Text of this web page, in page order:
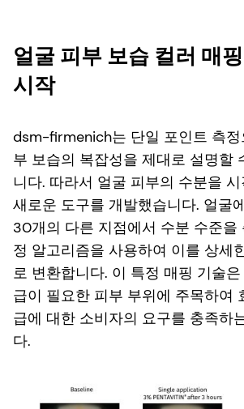
얼굴 피부 보습 컬러 매
시작
dsm-firmenich는 단일 포인트 측정
부 보습의 복잡성을 제대로 설명할
니다. 따라서 얼굴 피부의 수분을
새로운 도구를 개발했습니다. 얼굴
30개의 다른 지점에서 수분 수준을
정 알고리즘을 사용하여 이를 상세
로 변환합니다. 이 특정 매핑 기술
급이 필요한 피부 부위에 주목하여
급에 대한 소비자의 요구를 충족하
다.